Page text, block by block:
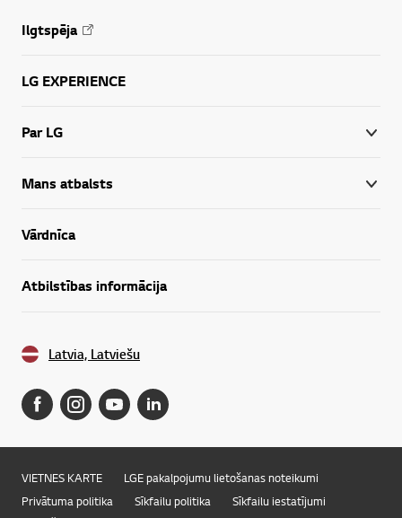
Ilgtspēja
LG EXPERIENCE
Par LG
Mans atbalsts
Vārdnīca
Atbilstības informācija
Latvia, Latviešu
VIETNES KARTE
LGE pakalpojumu lietošanas noteikumi
Privātuma politika
Sīkfailu politika
Sīkfailu iestatījumi